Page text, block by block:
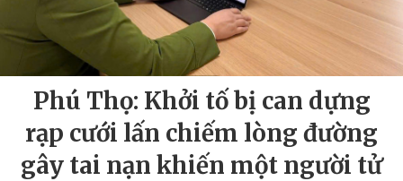
Phú Thọ: Khởi tố bị can dựng
rạp cưới lấn chiếm lòng đường
gây tai nạn khiến một người tử